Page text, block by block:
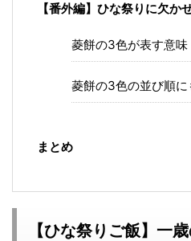
【番外編】ひな祭りに欠か
菱餅の3色が表す意味
菱餅の3色の並び順に
まとめ
【ひな祭りご飯】一